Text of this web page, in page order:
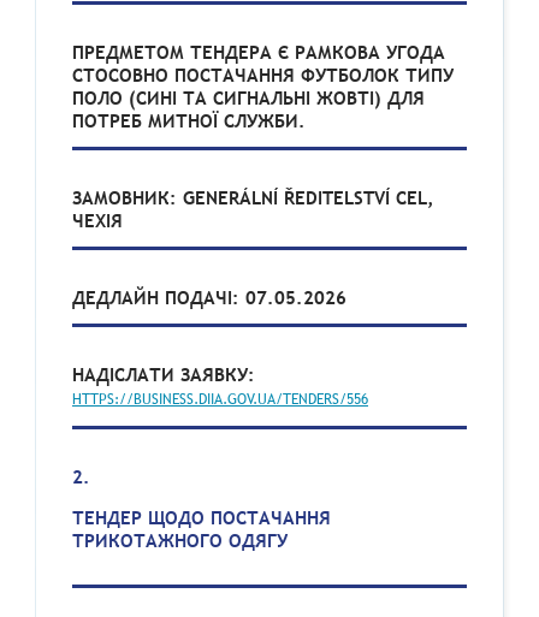
ПРЕДМЕТОМ ТЕНДЕРА Є РАМКОВА УГОДА
СТОСОВНО ПОСТАЧАННЯ ФУТБОЛОК ТИПУ
ПОЛО (СИНІ ТА СИГНАЛЬНІ ЖОВТІ) ДЛЯ
ПОТРЕБ МИТНОЇ СЛУЖБИ.
ЗАМОВНИК: GENERÁLNÍ ŘEDITELSTVÍ CEL,
ЧЕХІЯ
ДЕДЛАЙН ПОДАЧІ: 07.05.2026
НАДІСЛАТИ ЗАЯВКУ:
HTTPS://BUSINESS.DIIA.GOV.UA/TENDERS/556
2.
ТЕНДЕР ЩОДО ПОСТАЧАННЯ
ТРИКОТАЖНОГО ОДЯГУ